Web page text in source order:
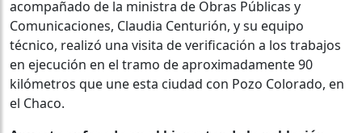
acompañado de la ministra de Obras Públicas y
Comunicaciones, Claudia Centurión, y su equipo
técnico, realizó una visita de verificación a los trabajos
en ejecución en el tramo de aproximadamente 90
kilómetros que une esta ciudad con Pozo Colorado, en
el Chaco.